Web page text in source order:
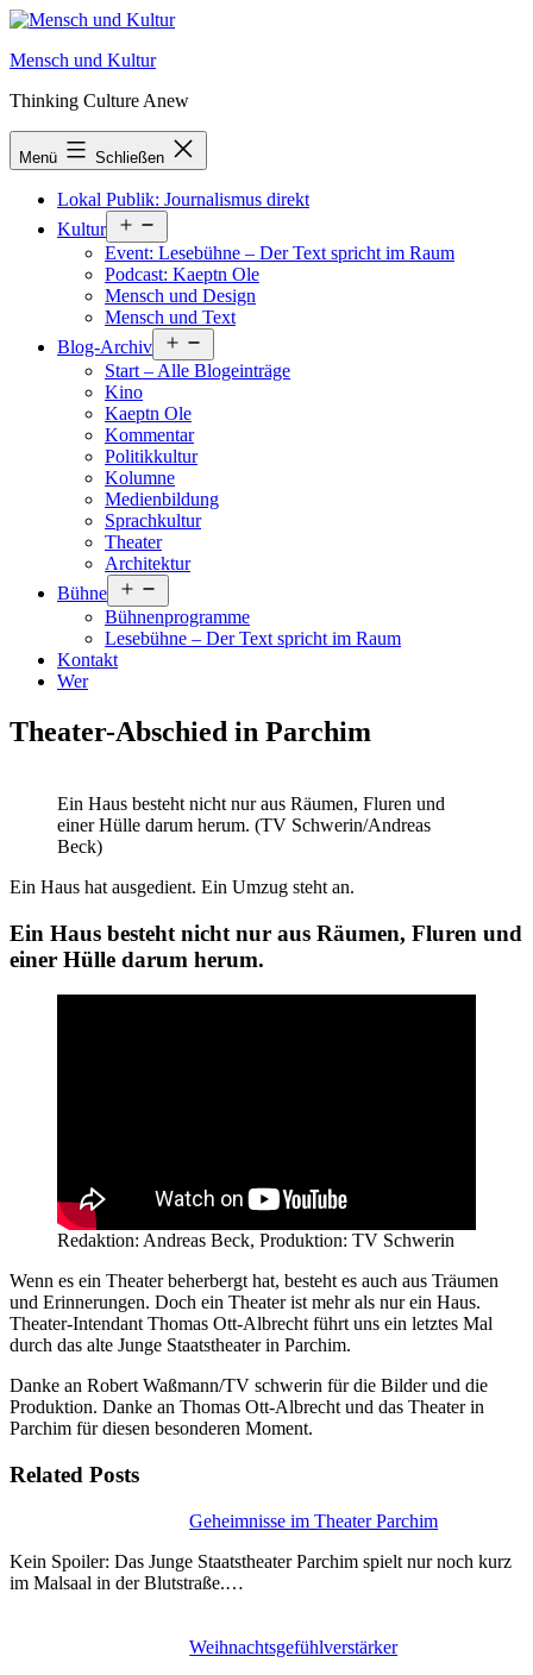
Zum
springen
Mensch und Kultur
Thinking Culture Anew
Menü Schließen
Lokal Publik: Journalismus direkt
Kultur
öffnen
Event: Lesebühne – Der Text spricht im Raum
Podcast: Kaeptn Ole
Mensch und Design
Mensch und Text
Blog-Archiv
öffnen
Start – Alle Blogeinträge
Kino
Kaeptn Ole
Kommentar
Politikkultur
Kolumne
Medienbildung
Sprachkultur
Theater
Architektur
Bühne
öffnen
Bühnenprogramme
Lesebühne – Der Text spricht im Raum
Kontakt
Wer
Theater-Abschied in Parchim
Ein Haus besteht nicht nur aus Räumen, Fluren und
einer Hülle darum herum. (TV Schwerin/Andreas
Beck)
Ein Haus hat ausgedient. Ein Umzug steht an.
Ein Haus besteht nicht nur aus Räumen, Fluren und
einer Hülle darum herum.
Redaktion: Andreas Beck, Produktion: TV Schwerin
Wenn es ein Theater beherbergt hat, besteht es auch aus Träumen
und Erinnerungen. Doch ein Theater ist mehr als nur ein Haus.
Theater-Intendant Thomas Ott-Albrecht führt uns ein letztes Mal
durch das alte Junge Staatstheater in Parchim.
Danke an Robert Waßmann/TV schwerin für die Bilder und die
Produktion. Danke an Thomas Ott-Albrecht und das Theater in
Parchim für diesen besonderen Moment.
Related Posts
Geheimnisse im Theater Parchim
Kein Spoiler: Das Junge Staatstheater Parchim spielt nur noch kurz
im Malsaal in der Blutstraße.…
Weihnachtsgefühlverstärker